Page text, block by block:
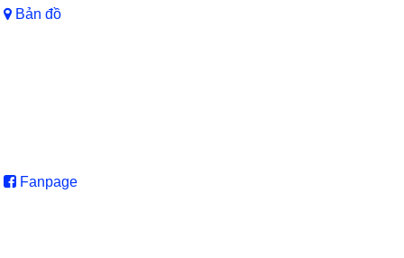
Bản đồ
Fanpage